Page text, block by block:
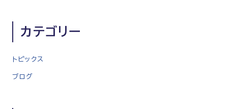
ー
ョ
ン
カテゴリー
トピックス
ブログ